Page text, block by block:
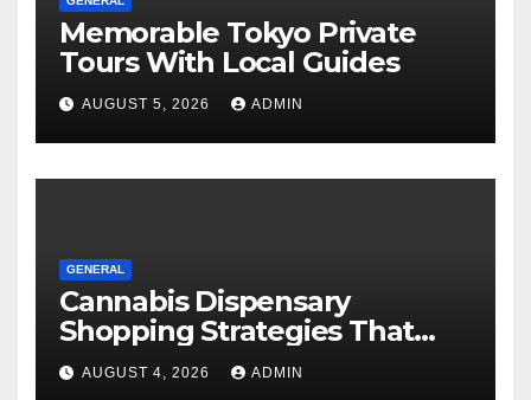
Memorable Tokyo Private
Tours With Local Guides
AUGUST 5, 2026 ADMIN
GENERAL
Cannabis Dispensary
Shopping Strategies That
Work
AUGUST 4, 2026 ADMIN